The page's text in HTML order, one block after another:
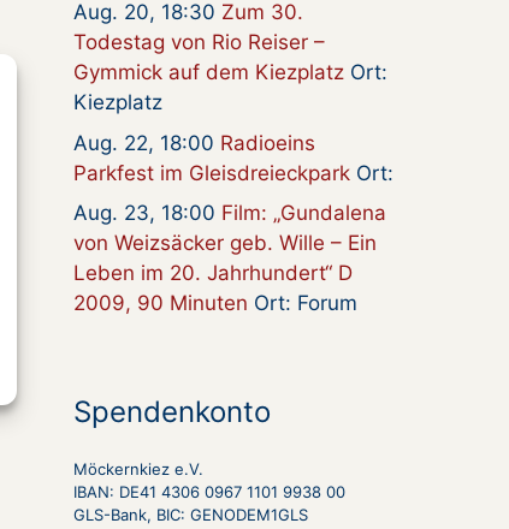
Aug. 20, 18:30 Zum 30.
Todestag von Rio Reiser –
Gymmick auf dem Kiezplatz Ort:
Kiezplatz
Aug. 22, 18:00 Radioeins
Parkfest im Gleisdreieckpark Ort:
Aug. 23, 18:00 Film: „Gundalena
von Weizsäcker geb. Wille – Ein
Leben im 20. Jahrhundert“ D
2009, 90 Minuten Ort: Forum
Spendenkonto
Möckernkiez e.V.
IBAN: DE41 4306 0967 1101 9938 00
GLS-Bank, BIC: GENODEM1GLS